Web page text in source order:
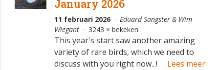
January 2026
11 februari 2026· Eduard Sangster & Wim
Wiegant· 3243 × bekeken
This year's start saw another amazing
variety of rare birds, which we need to
discuss with you right now...!
Lees meer